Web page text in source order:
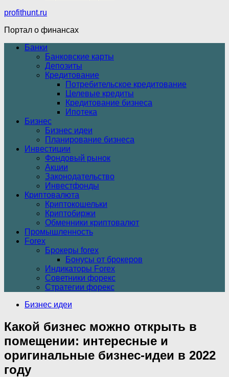
profithunt.ru
Портал о финансах
Банки
Банковские карты
Депозиты
Кредитование
Потребительское кредитование
Целевые кредиты
Кредитование бизнеса
Ипотека
Бизнес
Бизнес идеи
Планирование бизнеса
Инвестиции
Фондовый рынок
Акции
Законодательство
Инвестфонды
Криптовалюта
Криптокошельки
Криптобиржи
Обменники криптовалют
Промышленность
Forex
Брокеры forex
Бонусы от брокеров
Индикаторы Forex
Советники форекс
Стратегии форекс
Бизнес идеи
Какой бизнес можно открыть в
помещении: интересные и
оригинальные бизнес-идеи в 2022
году